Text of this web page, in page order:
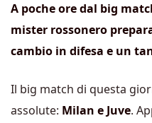
A poche ore dal big
mister rossonero
cambio in difesa e un
Il big match di questa
assolute: Milan e Juve.